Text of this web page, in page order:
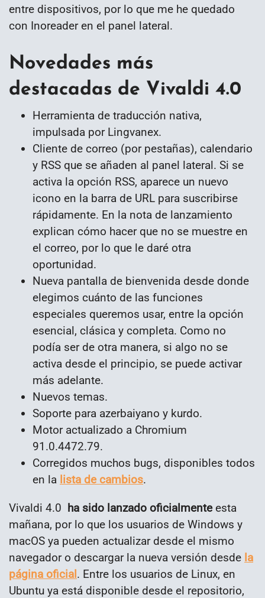
entre dispositivos, por lo que me he quedado
con Inoreader en el panel lateral.
Novedades más
destacadas de Vivaldi 4.0
Herramienta de traducción nativa,
impulsada por Lingvanex.
Cliente de correo (por pestañas), calendario
y RSS que se añaden al panel lateral. Si se
activa la opción RSS, aparece un nuevo
icono en la barra de URL para suscribirse
rápidamente. En la nota de lanzamiento
explican cómo hacer que no se muestre en
el correo, por lo que le daré otra
oportunidad.
Nueva pantalla de bienvenida desde donde
elegimos cuánto de las funciones
especiales queremos usar, entre la opción
esencial, clásica y completa. Como no
podía ser de otra manera, si algo no se
activa desde el principio, se puede activar
más adelante.
Nuevos temas.
Soporte para azerbaiyano y kurdo.
Motor actualizado a Chromium
91.0.4472.79.
Corregidos muchos bugs, disponibles todos
en la lista de cambios.
Vivaldi 4.0 ha sido lanzado oficialmenteesta
mañana, por lo que los usuarios de Windows y
macOS ya pueden actualizar desde el mismo
navegador o descargar la nueva versión desde la
página oficial. Entre los usuarios de Linux, en
Ubuntu ya está disponible desde el repositorio,